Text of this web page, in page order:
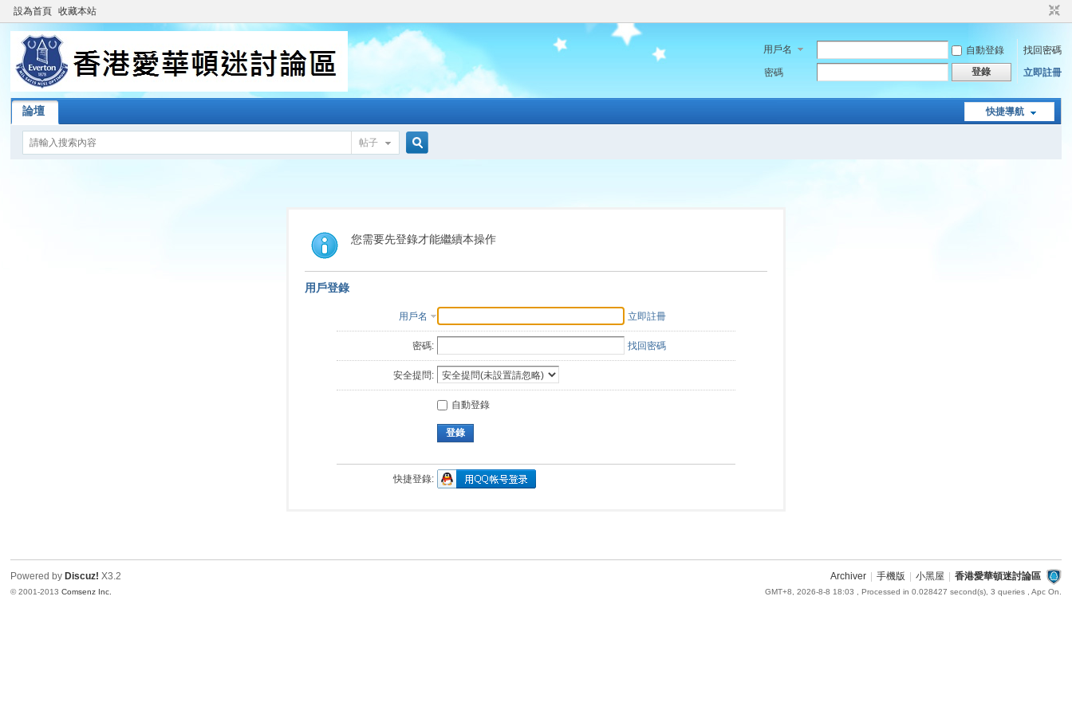
設為首頁 收藏本站
用戶名 自動登錄
找回密碼
密碼
登錄 立即註冊
快捷導航
論壇
帖子
索
您需要先登錄才能繼續本操作
用戶登錄
用戶名 立即註冊
密碼: 找回密碼
安全提問:
自動登錄
登錄
快捷登錄:
Archiver 手機版 小黑屋 香港愛華頓迷討論區
GMT+8, 2026-8-8 18:03 , Processed in 0.028427 second(s), 3 queries , Apc On.
Powered by Discuz! X3.2
© 2001-2013Comsenz Inc.